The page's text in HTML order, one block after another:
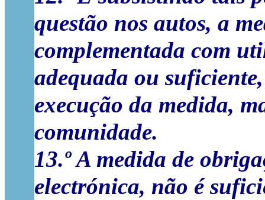
questão nos autos, a
complementada com
adequada ou
execução da medida,
comunidade.
13.º A medida de
electrónica, não é